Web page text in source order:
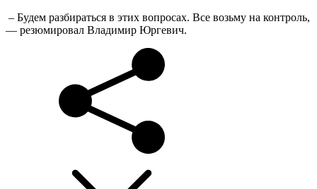
– Будем разбираться в этих вопросах. Все возьму на контроль,
— резюмировал Владимир Юргевич.